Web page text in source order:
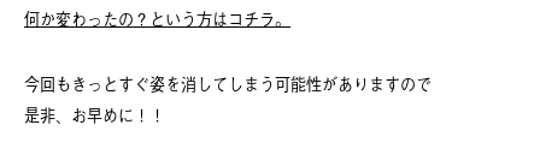
何か変わったの？という方はコチラ。
今回もきっとすぐ姿を消してしまう可能性がありますので
是非、お早めに！！